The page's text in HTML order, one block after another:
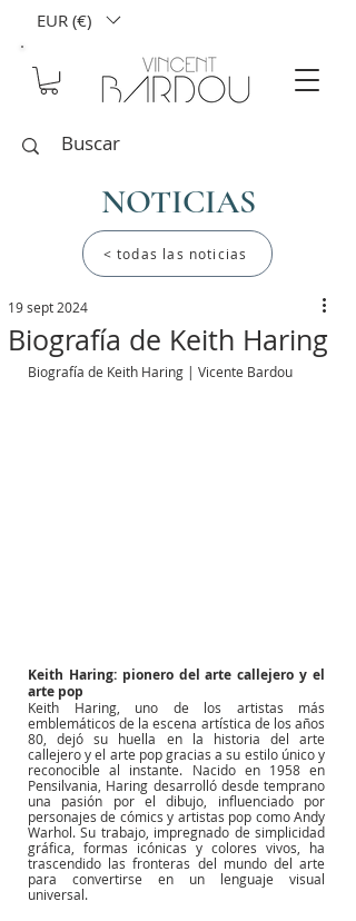
EUR (€)
NOTICIAS
< todas las noticias
Biografía de Keith Haring
19 sept 2024
Biografía de Keith Haring | Vicente Bardou
Keith Haring: pionero del arte callejero y el
arte pop
Keith Haring, uno de los artistas más
emblemáticos de la escena artística de los años
80, dejó su huella en la historia del arte
callejero y el arte pop gracias a su estilo único y
reconocible al instante. Nacido en 1958 en
Pensilvania, Haring desarrolló desde temprano
una pasión por el dibujo, influenciado por
personajes de cómics y artistas pop como Andy
Warhol. Su trabajo, impregnado de simplicidad
gráfica, formas icónicas y colores vivos, ha
trascendido las fronteras del mundo del arte
para convertirse en un lenguaje visual
universal.